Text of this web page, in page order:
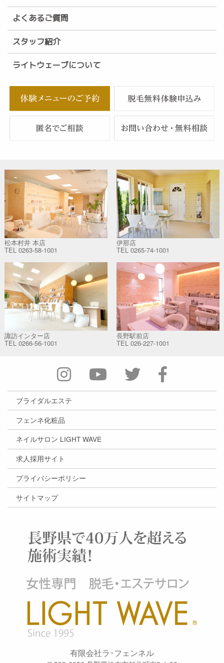
よくあるご質問
スタッフ紹介
ライトウェーブについて
松本村井 本店
TEL 0263-58-1001
伊那店
TEL 0265-74-1001
諏訪インター店
TEL 0266-56-1001
長野駅前店
TEL 026-227-1001
有限会社ラ･フェンネル
ブライダルエステ
フェンネ化粧品
ネイルサロン LIGHT WAVE
求人採用サイト
プライバシーポリシー
サイトマップ